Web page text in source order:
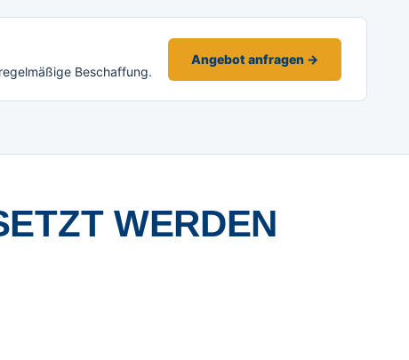
Beschaffung.
Angebot anfragen →
WERDEN